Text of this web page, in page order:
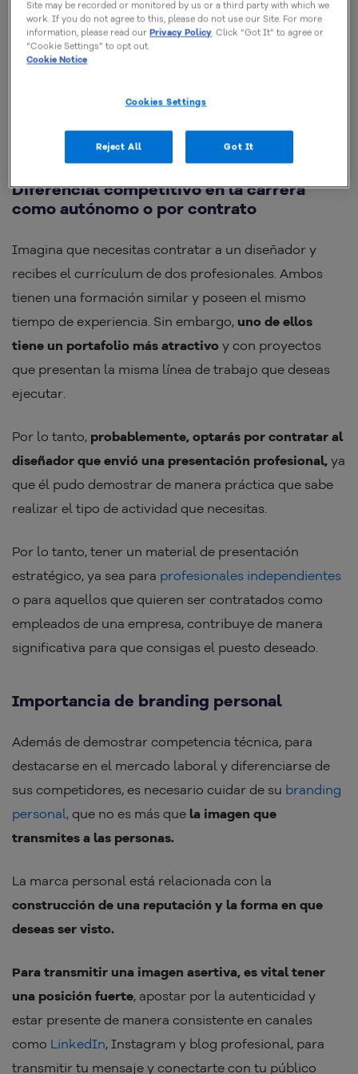
Un sitio web bien hecho te ayuda a diferenciarte de la
competenciay es capaz de aumentar tus
posibilidades de ser contratado. Esto se debe a que
de que realmente eres capaz de realizar la actividad
que se te está solicitando.
Diferencial competitivo en la carrera
como autónomo o por contrato
Imagina que necesitas contratar a un diseñador y
recibes el currículum de dos profesionales. Ambos
tienen una formación similar y poseen el mismo
tiempo de experiencia. Sin embargo, uno de ellos
tiene un portafolio más atractivo y con proyectos
que presentan la misma línea de trabajo que deseas
ejecutar.
Por lo tanto, probablemente, optarás por contratar al
diseñador que envió una presentación profesional, ya
que él pudo demostrar de manera práctica que sabe
realizar el tipo de actividad que necesitas.
Por lo tanto, tener un material de presentación
estratégico, ya sea para profesionales independientes
o para aquellos que quieren ser contratados como
empleados de una empresa, contribuye de manera
significativa para que consigas el puesto deseado.
Importancia de branding personal
Además de demostrar competencia técnica, para
destacarse en el mercado laboral y diferenciarse de
sus competidores, es necesario cuidar de su branding
personal, que no es más que la imagen que
transmites a las personas.
La marca personal está relacionada con la
construcción de una reputación y la forma en que
deseas ser visto.
Para transmitir una imagen asertiva, es vital tener
una posición fuerte, apostar por la autenticidad y
estar presente de manera consistente en canales
como LinkedIn, Instagram y blog profesional, para
transmitir tu mensaje y conectarte con tu público
Site may be recorded or monitored by us or a third party with which we
work. If you do not agree to this, please do not use our Site. For more
information, please read ourPrivacy Policy. Click “Got It” to agree or
“Cookie Settings” to opt out.
Cookie Notice
Cookies Settings
Reject All Got It